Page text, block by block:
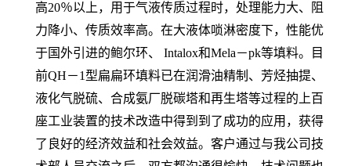
高20％以上，用于气液传质过程时，处理能力大、阻
力降小、传质效率高。在大液体唢淋密度下，性能优
于国外引进的鲍尔环、 Intalox和Mela－pk等填料。目
前QH－1型扁扁环填料已在润滑油精制、芳烃抽提、
液化气脱硫、合成氨厂脱碳塔和再生塔等过程的上百
座工业装置的技术改造中得到到了成功的应用，获得
了良好的经济效益和社会效益。客户通过与我公司技